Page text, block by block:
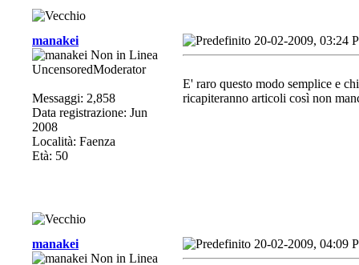
manakei
UncensoredModerator
Messaggi: 2,858
Data registrazione: Jun
2008
Località: Faenza
Età: 50
20-02-2009, 03:24
E' raro questo modo semplice e
ricapiteranno articoli così non
manakei 20-02-2009, 04:09